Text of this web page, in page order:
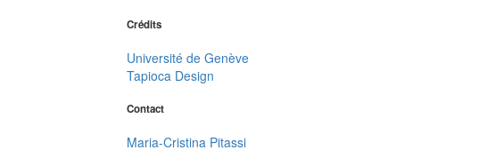
Crédits
Université de Genève
Tapioca Design
Contact
Maria-Cristina Pitassi